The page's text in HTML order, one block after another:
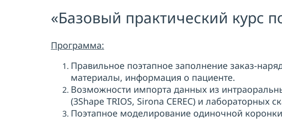
«Базовый практический курс
Программа:
Правильное поэтапное заполнение заказ-
материалы, информация о пациенте.
Возможности импорта данных из
(3Shape TRIOS, Sirona CEREC) и лабораторных
Поэтапное моделирование одиночной